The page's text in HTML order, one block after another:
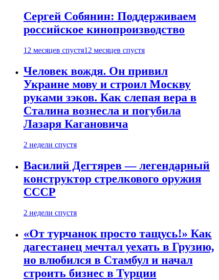
Сергей Собянин: Поддерживаем
российское кинопроизводство
12 месяцев спустя12 месяцев спустя
Человек вождя. Он привил
Украине мову и строил Москву
руками зэков. Как слепая вера в
Сталина вознесла и погубила
Лазаря Кагановича
2 недели спустя
Василий Дегтярев — легендарный
конструктор стрелкового оружия
СССР
2 недели спустя
«От турчанок просто тащусь!» Как
дагестанец мечтал уехать в Грузию,
но влюбился в Стамбул и начал
строить бизнес в Турции